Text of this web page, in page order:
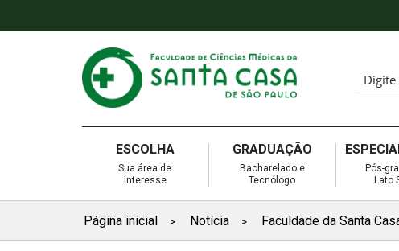
ESCOLHA
Sua área de
interesse
GRADUAÇÃO
Bacharelado e
Tecnólogo
Pós-
Lato
Página inicial > Notícia > Faculdade da Santa